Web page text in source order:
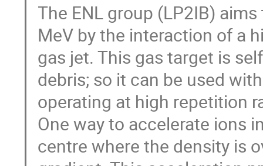
The ENL group (LP2IB)
MeV by the interaction of a
gas jet. This gas target is
debris; so it can be used
operating at high repetition
One way to accelerate ions
centre where the density is